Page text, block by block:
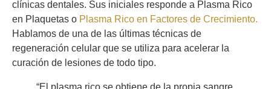
clínicas dentales. Sus iniciales responde a Plasma Rico
en Plaquetas o Plasma Rico en Factores de Crecimiento.
Hablamos de una de las últimas técnicas de
regeneración celular que se utiliza para acelerar la
curación de lesiones de todo tipo.